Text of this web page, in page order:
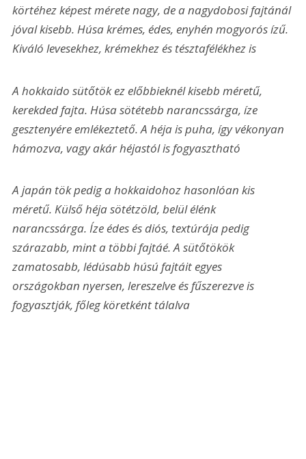
körtéhez képest mérete nagy, de a nagydobosi fajtánál
jóval kisebb. Húsa krémes, édes, enyhén mogyorós ízű.
Kiváló levesekhez, krémekhez és tésztafélékhez is
A hokkaido sütőtök ez előbbieknél kisebb méretű,
kerekded fajta. Húsa sötétebb narancssárga, íze
gesztenyére emlékeztető. A héja is puha, így vékonyan
hámozva, vagy akár héjastól is fogyasztható
A japán tök pedig a hokkaidohoz hasonlóan kis
méretű. Külső héja sötétzöld, belül élénk
narancssárga. Íze édes és diós, textúrája pedig
szárazabb, mint a többi fajtáé. A sütőtökök
zamatosabb, lédúsabb húsú fajtáit egyes
országokban nyersen, lereszelve és fűszerezve is
fogyasztják, főleg köretként tálalva